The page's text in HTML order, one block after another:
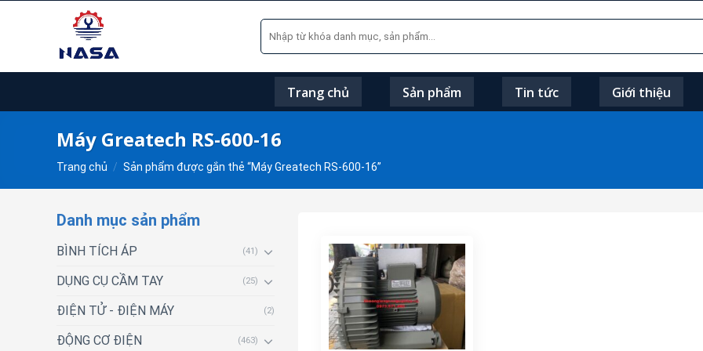
Tìm
kiếm:
Trang chủ Sản phẩm Tin tức Giới thiệu
Máy Greatech RS-600-16
Trang chủ / Sản phẩm được gắn thẻ “Máy Greatech RS-600-16”
Danh mục sản phẩm
BÌNH TÍCH ÁP (41)
DỤNG CỤ CẦM TAY (25)
ĐIỆN TỬ - ĐIỆN MÁY (2)
ĐỘNG CƠ ĐIỆN (463)